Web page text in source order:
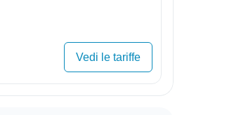
Vedi le tariffe